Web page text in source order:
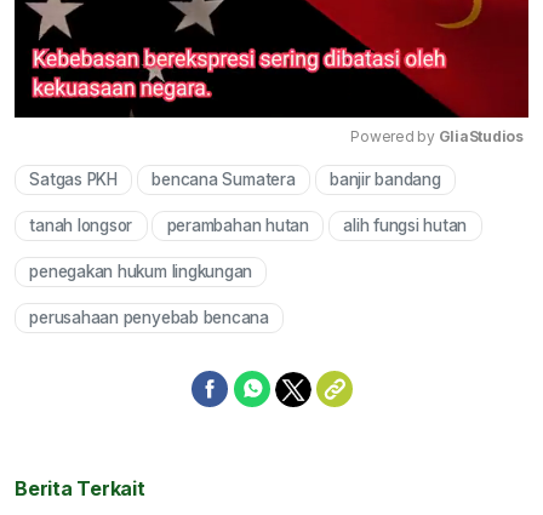
Mute
Powered by GliaStudios
Satgas PKH bencana Sumatera banjir bandang
tanah longsor perambahan hutan alih fungsi hutan
penegakan hukum lingkungan
perusahaan penyebab bencana
Berita Terkait